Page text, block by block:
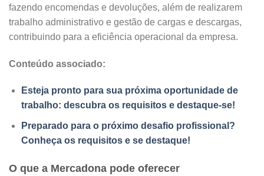
fazendo encomendas e devoluções, além de realizarem
trabalho administrativo e gestão de cargas e descargas,
contribuindo para a eficiência operacional da empresa.
Conteúdo associado:
Esteja pronto para sua próxima oportunidade de
trabalho: descubra os requisitos e destaque-se!
Preparado para o próximo desafio profissional?
Conheça os requisitos e se destaque!
O que a Mercadona pode oferecer